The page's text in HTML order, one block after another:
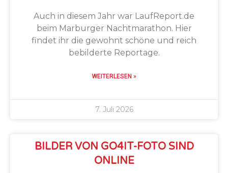
Auch in diesem Jahr war LaufReport.de
beim Marburger Nachtmarathon. Hier
findet ihr die gewohnt schöne und reich
bebilderte Reportage.
WEITERLESEN »
7. Juli 2026
BILDER VON GO4IT-FOTO SIND
ONLINE